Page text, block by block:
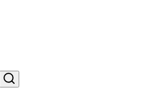
검